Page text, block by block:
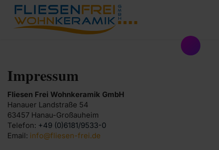
Impressum
Fliesen Frei Wohnkeramik GmbH
Hanauer Landstraße 54
63457 Hanau-Großauheim
Telefon: +49 (0)6181/9533-0
Email: info@fliesen-frei.de